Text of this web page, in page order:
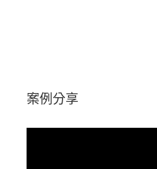
案例分享